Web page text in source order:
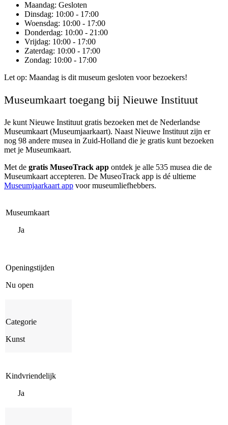
Maandag: Gesloten
Dinsdag: 10:00 - 17:00
Woensdag: 10:00 - 17:00
Donderdag: 10:00 - 21:00
Vrijdag: 10:00 - 17:00
Zaterdag: 10:00 - 17:00
Zondag: 10:00 - 17:00
Let op: Maandag is dit museum gesloten voor bezoekers!
Museumkaart toegang bij Nieuwe Instituut
Je kunt Nieuwe Instituut gratis bezoeken met de Nederlandse
Museumkaart (Museumjaarkaart). Naast Nieuwe Instituut zijn er
nog 98 andere musea in Zuid-Holland die je gratis kunt bezoeken
met je Museumkaart.
Met de gratis MuseoTrack app ontdek je alle 535 musea die de
Museumkaart accepteren. De MuseoTrack app is dé ultieme
Museumjaarkaart app voor museumliefhebbers.
Museumkaart
Ja
Openingstijden
Nu open
Categorie
Kunst
Kindvriendelijk
Ja